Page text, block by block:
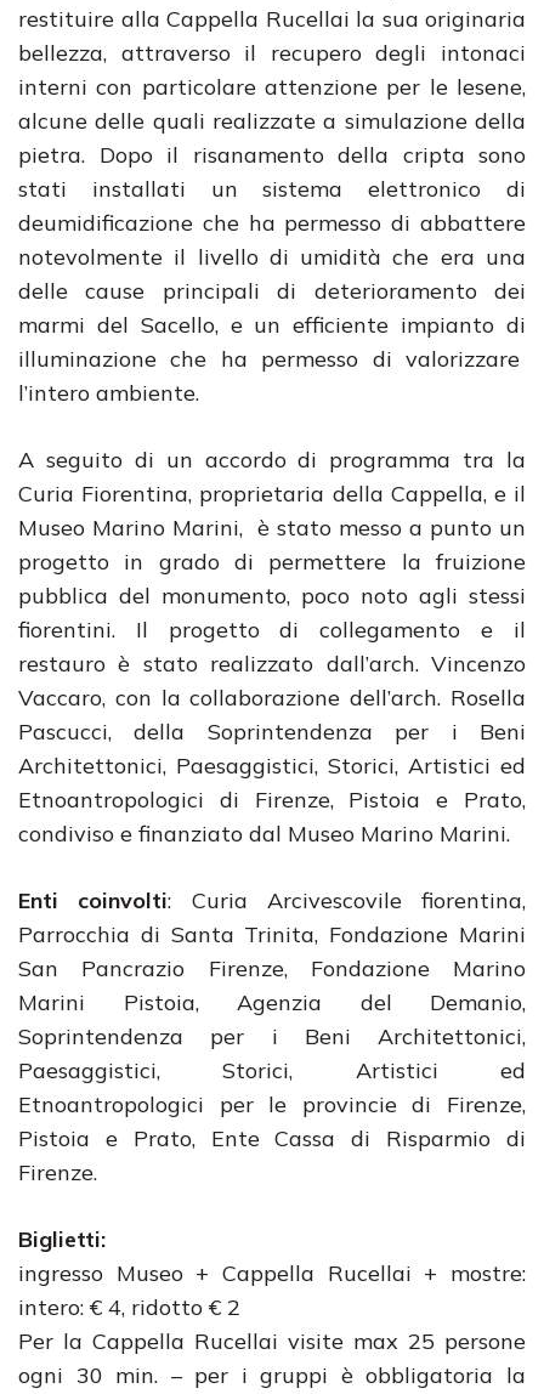
restituire alla Cappella Rucellai la sua originaria
bellezza, attraverso il recupero degli intonaci
interni con particolare attenzione per le lesene,
alcune delle quali realizzate a simulazione della
pietra. Dopo il risanamento della cripta sono
stati installati un sistema elettronico di
deumidificazione che ha permesso di abbattere
notevolmente il livello di umidità che era una
delle cause principali di deterioramento dei
marmi del Sacello, e un efficiente impianto di
illuminazione che ha permesso di valorizzare
l’intero ambiente.
A seguito di un accordo di programma tra la
Curia Fiorentina, proprietaria della Cappella, e il
Museo Marino Marini, è stato messo a punto un
progetto in grado di permettere la fruizione
pubblica del monumento, poco noto agli stessi
fiorentini. Il progetto di collegamento e il
restauro è stato realizzato dall’arch. Vincenzo
Vaccaro, con la collaborazione dell’arch. Rosella
Pascucci, della Soprintendenza per i Beni
Architettonici, Paesaggistici, Storici, Artistici ed
Etnoantropologici di Firenze, Pistoia e Prato,
condiviso e finanziato dal Museo Marino Marini.
Enti coinvolti: Curia Arcivescovile fiorentina,
Parrocchia di Santa Trinita, Fondazione Marini
San Pancrazio Firenze, Fondazione Marino
Marini Pistoia, Agenzia del Demanio,
Soprintendenza per i Beni Architettonici,
Paesaggistici, Storici, Artistici ed
Etnoantropologici per le provincie di Firenze,
Pistoia e Prato, Ente Cassa di Risparmio di
Firenze.
Biglietti:
ingresso Museo + Cappella Rucellai + mostre:
intero: € 4, ridotto € 2
Per la Cappella Rucellai visite max 25 persone
ogni 30 min. – per i gruppi è obbligatoria la